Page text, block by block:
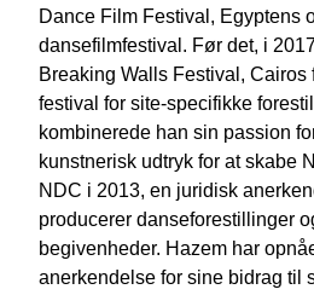
Dance Film Festival, Egyptens
dansefilmfestival. Før det, i
Breaking Walls Festival,
festival for site-specifikke
kombinerede han sin passion
kunstnerisk udtryk for at skabe
NDC i 2013, en juridisk
producerer danseforestillinger
begivenheder. Hazem har
anerkendelse for sine bidrag til